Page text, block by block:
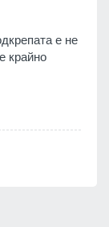
е не
крайно